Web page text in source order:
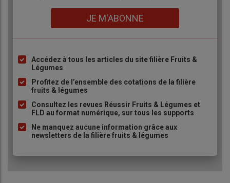
JE M'ABONNE
Liste
puce
Accédez à tous les articles du site filière Fruits &
Légumes
Profitez de l’ensemble des cotations de la filière
fruits & légumes
Consultez les revues Réussir Fruits & Légumes et
FLD au format numérique, sur tous les supports
Ne manquez aucune information grâce aux
newsletters de la filière fruits & légumes